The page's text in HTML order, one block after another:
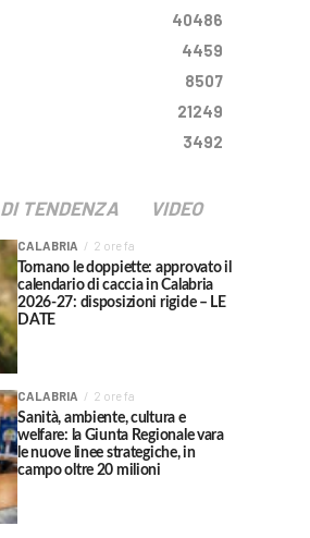
40486
4459
8507
21249
3492
DI TENDENZA VIDEO
CALABRIA 2 ore fa
Tornano le doppiette: approvato il
calendario di caccia in Calabria
2026-27: disposizioni rigide – LE
DATE
CALABRIA 2 ore fa
Sanità, ambiente, cultura e
welfare: la Giunta Regionale vara
le nuove linee strategiche, in
campo oltre 20 milioni